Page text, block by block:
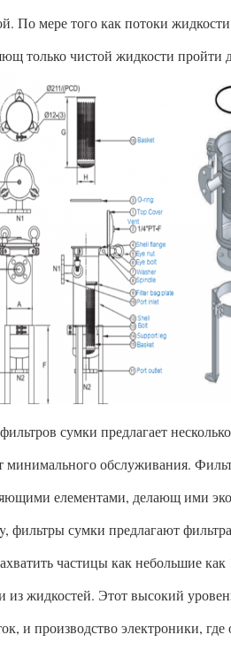
По мере того как потоки
только чистой жидкости пройти
сумки предлагает
минимального обслуживания.
елементами, делающ ими
фильтры сумки предлагают
частицы как небольшие
из жидкостей. Этот высокий
и производство электроники,